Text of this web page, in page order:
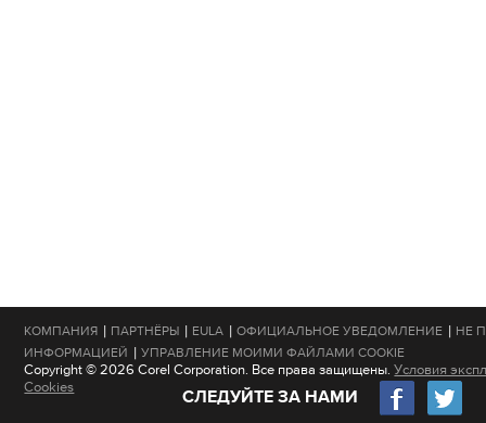
КОМПАНИЯ | ПАРТНЁРЫ | EULA | ОФИЦИАЛЬНОЕ УВЕДОМЛЕНИЕ | НЕ
ИНФОРМАЦИЕЙ | УПРАВЛЕНИЕ МОИМИ ФАЙЛАМИ COOKIE
Copyright © 2026 Corel Corporation. Все права защищены.Условия
Cookies
СЛЕДУЙТЕ ЗА НАМИ